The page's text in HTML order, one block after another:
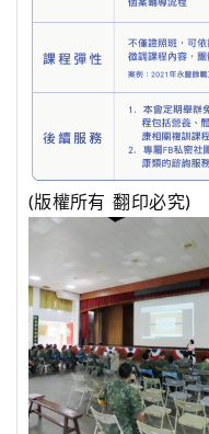
(版權所有 翻印必究)